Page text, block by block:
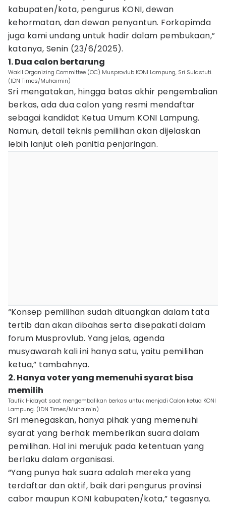
kabupaten/kota, pengurus KONI, dewan
kehormatan, dan dewan penyantun. Forkopimda
juga kami undang untuk hadir dalam pembukaan,”
katanya, Senin (23/6/2025).
1. Dua calon bertarung
Wakil Organizing Committee (OC) Musprovlub KONI Lampung, Sri Sulastuti.
(IDN Times/Muhaimin)
Sri mengatakan, hingga batas akhir pengembalian
berkas, ada dua calon yang resmi mendaftar
sebagai kandidat Ketua Umum KONI Lampung.
Namun, detail teknis pemilihan akan dijelaskan
lebih lanjut oleh panitia penjaringan.
“Konsep pemilihan sudah dituangkan dalam tata
tertib dan akan dibahas serta disepakati dalam
forum Musprovlub. Yang jelas, agenda
musyawarah kali ini hanya satu, yaitu pemilihan
ketua,” tambahnya.
2. Hanya voter yang memenuhi syarat bisa
memilih
Taufik Hidayat saat mengembalikan berkas untuk menjadi Calon ketua KONI
Lampung. (IDN Times/Muhaimin)
Sri menegaskan, hanya pihak yang memenuhi
syarat yang berhak memberikan suara dalam
pemilihan. Hal ini merujuk pada ketentuan yang
berlaku dalam organisasi.
“Yang punya hak suara adalah mereka yang
terdaftar dan aktif, baik dari pengurus provinsi
cabor maupun KONI kabupaten/kota,” tegasnya.